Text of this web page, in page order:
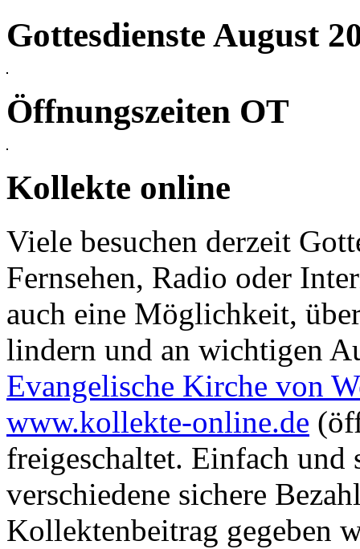
Gottesdienste August
Öffnungszeiten OT
Kollekte online
Viele besuchen derzeit
Fernsehen, Radio oder
auch eine Möglichkeit,
lindern und an wichtigen
Evangelische Kirche von
www.kollekte-online.de
freigeschaltet. Einfach und
verschiedene sichere
Kollektenbeitrag gegeben